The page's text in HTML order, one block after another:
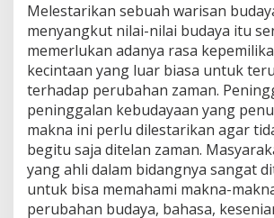
Melestarikan sebuah warisan
menyangkut nilai-nilai budaya itu
memerlukan adanya rasa
kecintaan yang luar biasa untuk
terhadap perubahan zaman.
peninggalan kebudayaan yang
makna ini perlu dilestarikan agar
begitu saja ditelan zaman.
yang ahli dalam bidangnya sangat
untuk bisa memahami makna-
perubahan budaya, bahasa,